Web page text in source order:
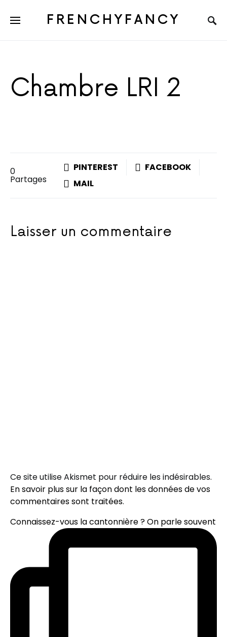
FRENCHYFANCY
Chambre LRI 2
0
Partages
PINTEREST
FACEBOOK
MAIL
Laisser un commentaire
Ce site utilise Akismet pour réduire les indésirables.
En savoir plus sur la façon dont les données de vos
commentaires sont traitées.
Connaissez-vous la cantonnière ? On parle souvent